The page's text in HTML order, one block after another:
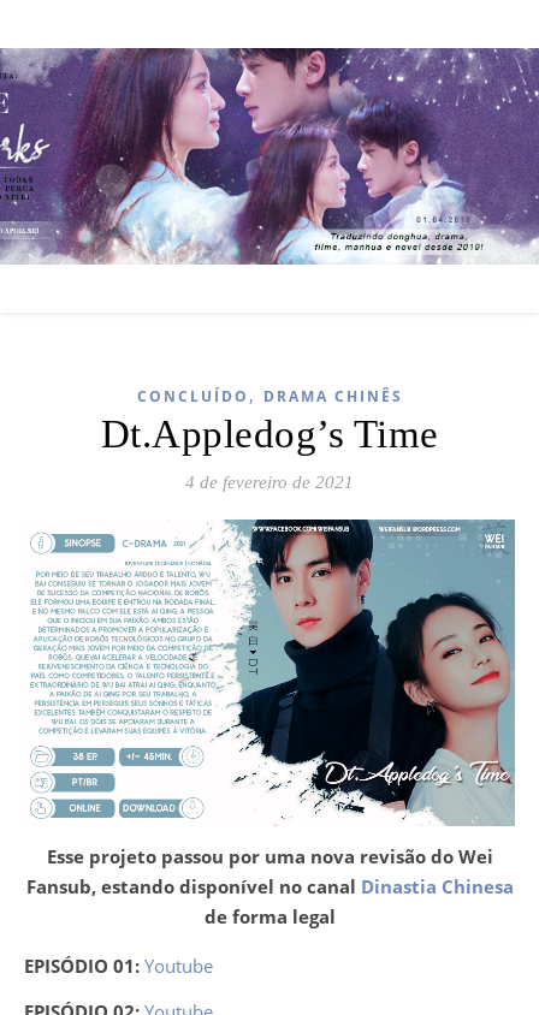
CONCLUÍDO , DRAMA CHINÊS
Dt.Appledog’s Time
4 de fevereiro de 2021
Esse projeto passou por uma nova revisão do Wei
Fansub, estando disponível no canal Dinastia Chinesa
de forma legal
EPISÓDIO 01: Youtube